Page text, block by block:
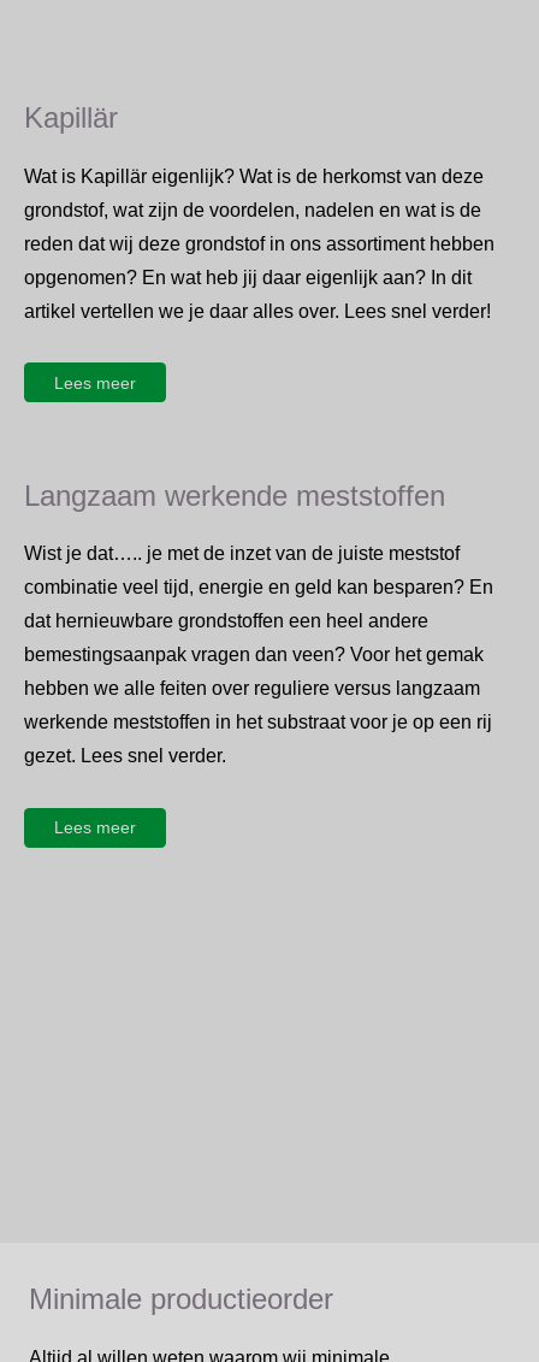
Kapillär
Wat is Kapillär eigenlijk? Wat is de herkomst van deze
grondstof, wat zijn de voordelen, nadelen en wat is de
reden dat wij deze grondstof in ons assortiment hebben
opgenomen? En wat heb jij daar eigenlijk aan? In dit
artikel vertellen we je daar alles over. Lees snel verder!
Lees meer
Langzaam werkende meststoffen
Wist je dat….. je met de inzet van de juiste meststof
combinatie veel tijd, energie en geld kan besparen? En
dat hernieuwbare grondstoffen een heel andere
bemestingsaanpak vragen dan veen? Voor het gemak
hebben we alle feiten over reguliere versus langzaam
werkende meststoffen in het substraat voor je op een rij
gezet. Lees snel verder.
Lees meer
Minimale productieorder